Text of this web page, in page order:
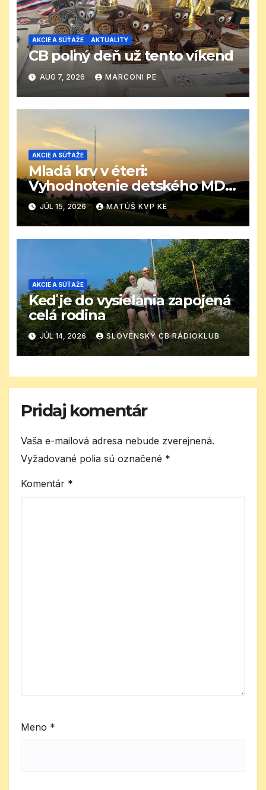
AKCIE A SÚŤAŽE AKTUALITY
CB poľný deň už tento víkend
AUG 7, 2026 MARCONI PE
AKCIE A SÚŤAŽE
Mladá krv v éteri:
Vyhodnotenie detského MDD
CB závodu
JÚL 15, 2026 MATÚŠ KVP KE
AKCIE A SÚŤAŽE
Keď je do vysielania zapojená
celá rodina
JÚL 14, 2026 SLOVENSKÝ CB RÁDIOKLUB
Pridaj komentár
Vaša e-mailová adresa nebude zverejnená.
Vyžadované polia sú označené *
Komentár *
Meno *